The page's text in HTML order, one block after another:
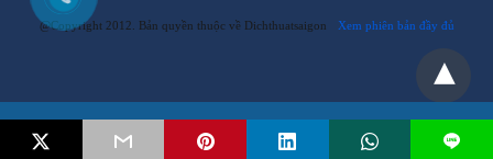
Email: lienhe@dichthuatsaigon.net
@Copyright 2012. Bản quyền thuộc về Dichthuatsaigon Xem phiên bản đầy đủ
L